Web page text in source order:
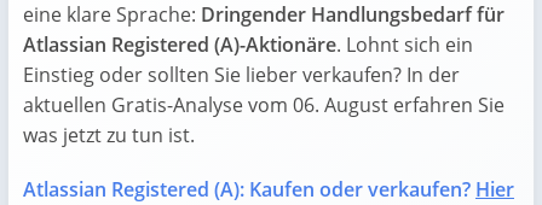
eine klare Sprache: Dringender Handlungsbedarf für
Atlassian Registered (A)-Aktionäre. Lohnt sich ein
Einstieg oder sollten Sie lieber verkaufen? In der
aktuellen Gratis-Analyse vom 06. August erfahren Sie
was jetzt zu tun ist.
Atlassian Registered (A): Kaufen oder verkaufen? Hier